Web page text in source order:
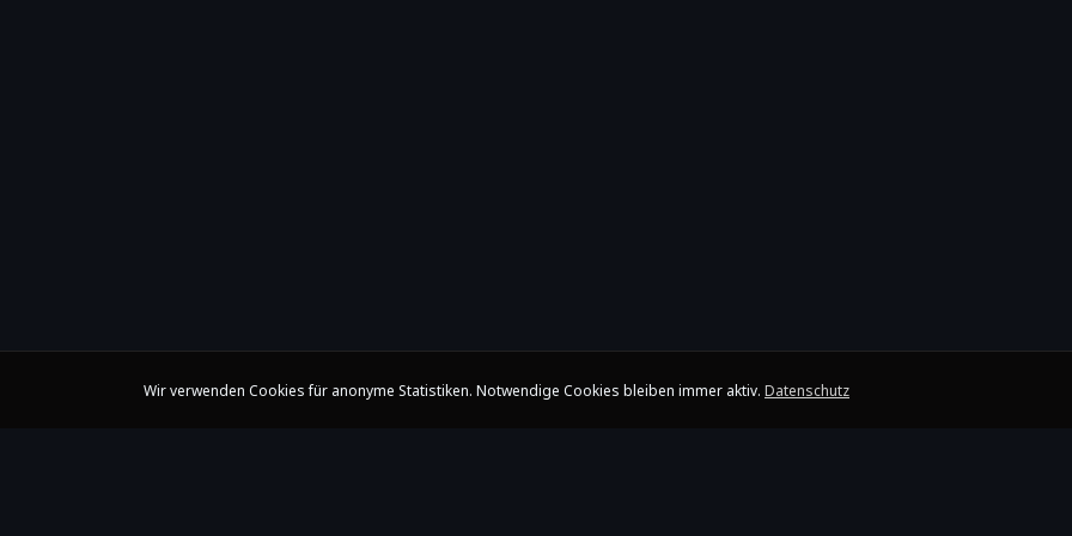
Wir verwenden Cookies für anonyme Statistiken. Notwendige Cookies bleiben immer aktiv. Datenschutz